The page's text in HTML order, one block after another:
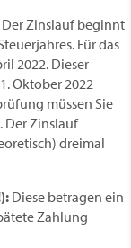
Der Zinslauf beginnt
Für das
2022. Dieser
Oktober 2022
müssen Sie
Der Zinslauf
dreimal
Diese betragen ein
Zahlung